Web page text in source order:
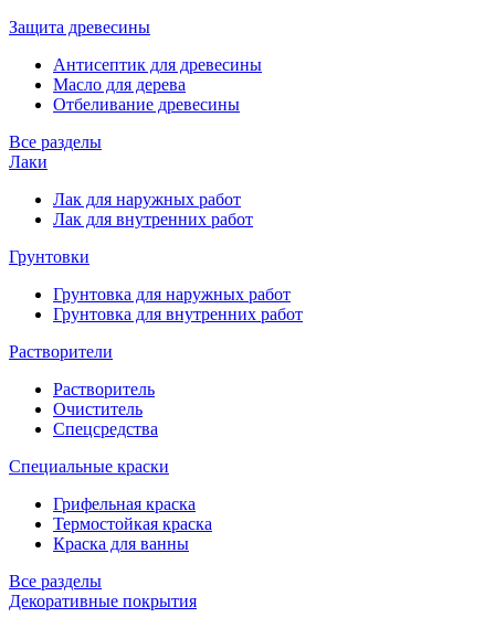
Защита древесины
Антисептик для древесины
Масло для дерева
Отбеливание древесины
Все разделы
Лаки
Лак для наружных работ
Лак для внутренних работ
Грунтовки
Грунтовка для наружных работ
Грунтовка для внутренних работ
Растворители
Растворитель
Очиститель
Спецсредства
Специальные краски
Грифельная краска
Термостойкая краска
Краска для ванны
Все разделы
Декоративные покрытия